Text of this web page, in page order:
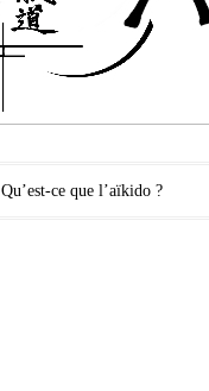
Qu’est-ce que l’aïkido ?